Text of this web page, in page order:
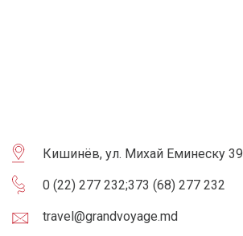
Кишинёв, ул. Михай Еминеску 39
0 (22) 277 232;373 (68) 277 232
travel@grandvoyage.md